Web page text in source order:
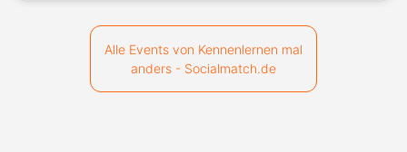
Alle Events von Kennenlernen mal
anders - Socialmatch.de